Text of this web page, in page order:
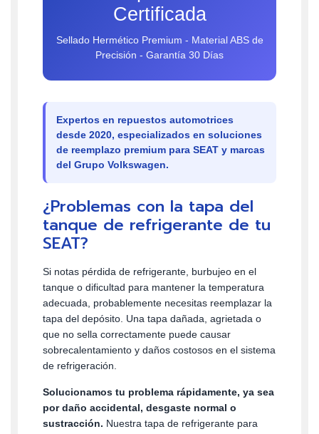
Certificada
Sellado Hermético Premium - Material ABS de
Precisión - Garantía 30 Días
Expertos en repuestos automotrices
desde 2020, especializados en soluciones
de reemplazo premium para SEAT y marcas
del Grupo Volkswagen.
¿Problemas con la tapa del
tanque de refrigerante de tu
SEAT?
Si notas pérdida de refrigerante, burbujeo en el
tanque o dificultad para mantener la temperatura
adecuada, probablemente necesitas reemplazar la
tapa del depósito. Una tapa dañada, agrietada o
que no sella correctamente puede causar
sobrecalentamiento y daños costosos en el sistema
de refrigeración.
Solucionamos tu problema rápidamente, ya sea
por daño accidental, desgaste normal o
sustracción. Nuestra tapa de refrigerante para